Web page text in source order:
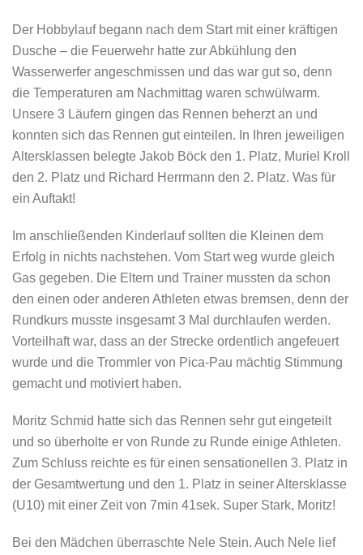
Der Hobbylauf begann nach dem Start mit einer kräftigen
Dusche – die Feuerwehr hatte zur Abkühlung den
Wasserwerfer angeschmissen und das war gut so, denn
die Temperaturen am Nachmittag waren schwülwarm.
Unsere 3 Läufern gingen das Rennen beherzt an und
konnten sich das Rennen gut einteilen. In Ihren jeweiligen
Altersklassen belegte Jakob Böck den 1. Platz, Muriel Kroll
den 2. Platz und Richard Herrmann den 2. Platz. Was für
ein Auftakt!
Im anschließenden Kinderlauf sollten die Kleinen dem
Erfolg in nichts nachstehen. Vom Start weg wurde gleich
Gas gegeben. Die Eltern und Trainer mussten da schon
den einen oder anderen Athleten etwas bremsen, denn der
Rundkurs musste insgesamt 3 Mal durchlaufen werden.
Vorteilhaft war, dass an der Strecke ordentlich angefeuert
wurde und die Trommler von Pica-Pau mächtig Stimmung
gemacht und motiviert haben.
Moritz Schmid hatte sich das Rennen sehr gut eingeteilt
und so überholte er von Runde zu Runde einige Athleten.
Zum Schluss reichte es für einen sensationellen 3. Platz in
der Gesamtwertung und den 1. Platz in seiner Altersklasse
(U10) mit einer Zeit von 7min 41sek. Super Stark, Moritz!
Bei den Mädchen überraschte Nele Stein. Auch Nele lief